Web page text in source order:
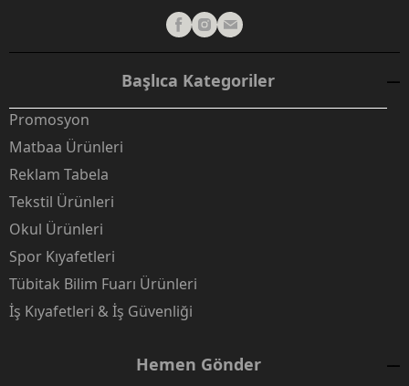
Başlıca Kategoriler
Promosyon
Matbaa Ürünleri
Reklam Tabela
Tekstil Ürünleri
Okul Ürünleri
Spor Kıyafetleri
Tübitak Bilim Fuarı Ürünleri
İş Kıyafetleri & İş Güvenliği
Hemen Gönder